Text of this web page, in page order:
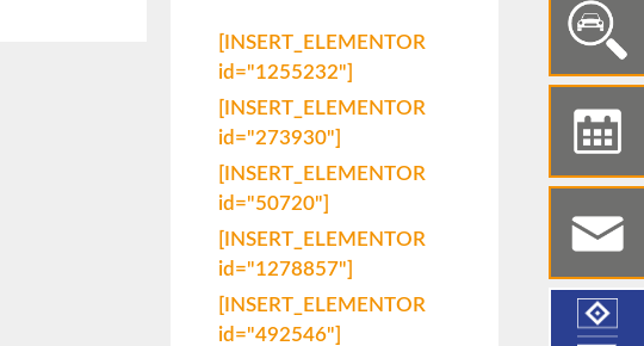
[INSERT_ELEMENTOR
id="1255232"]
[INSERT_ELEMENTOR
id="273930"]
[INSERT_ELEMENTOR
id="50720"]
[INSERT_ELEMENTOR
id="1278857"]
[INSERT_ELEMENTOR
id="492546"]